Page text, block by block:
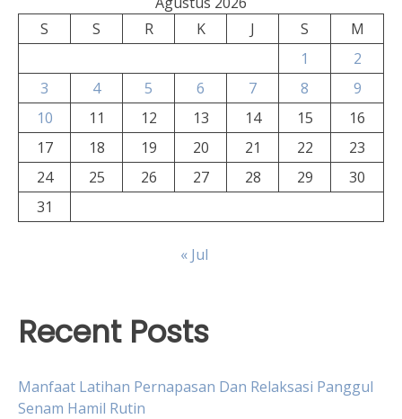
S
S R K J S
M
1
2
3
4 5 6 7 8
9
10
11 12 13 14 15
16
17
18 19 20 21 22
23
24
25 26 27 28 29
30
31
« Jul
Recent Posts
Manfaat Latihan Pernapasan Dan Relaksasi Panggul
Senam Hamil Rutin